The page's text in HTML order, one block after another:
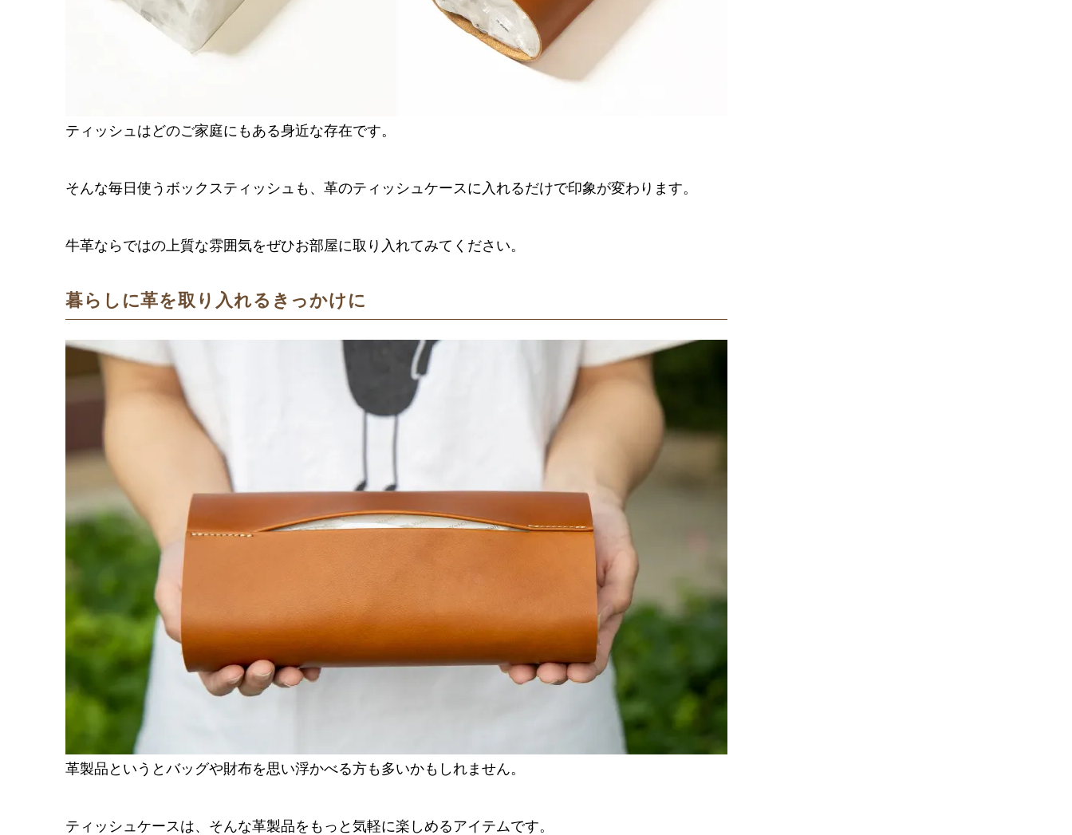
ティッシュはどのご家庭にもある身近な存在です。
そんな毎日使うボックスティッシュも、革のティッシュケースに入れるだけで印象が変わります。
牛革ならではの上質な雰囲気をぜひお部屋に取り入れてみてください。
暮らしに革を取り入れるきっかけに
革製品というとバッグや財布を思い浮かべる方も多いかもしれません。
ティッシュケースは、そんな革製品をもっと気軽に楽しめるアイテムです。